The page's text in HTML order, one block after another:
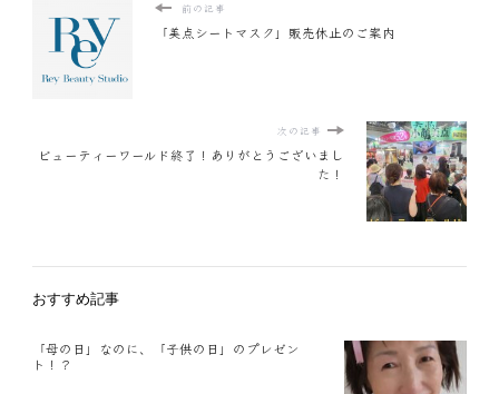
前の記事
「美点シートマスク」販売休止のご案内
次の記事
ビューティーワールド終了！ありがとうございまし
た！
おすすめ記事
「母の日」なのに、「子供の日」のプレゼン
ト！？